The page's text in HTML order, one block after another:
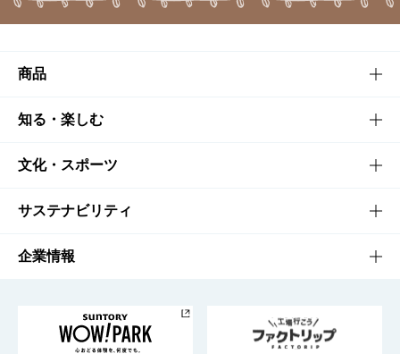
商品
商品TOP
商品一覧
商品発売情報
栄養成分一覧
知る・楽しむ
知る・楽しむTOP
キャンペーン
工場見学
地域情報
文化・スポーツ
文化・スポーツTOP
サントリーホール
サントリーサンバーズ大阪
サステナビリティ
サステナビリティTOP
サントリーが考えるサステナビリティ経営
企業情報
企業概要